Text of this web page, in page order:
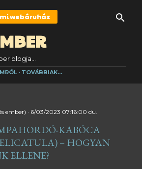
a fő tartalomra
blogja...
webáruház
TOVÁBBIAK…
ember) 6/03/2023 07:16:00 du.
KABÓCA
– HOGYAN
ELLENE?